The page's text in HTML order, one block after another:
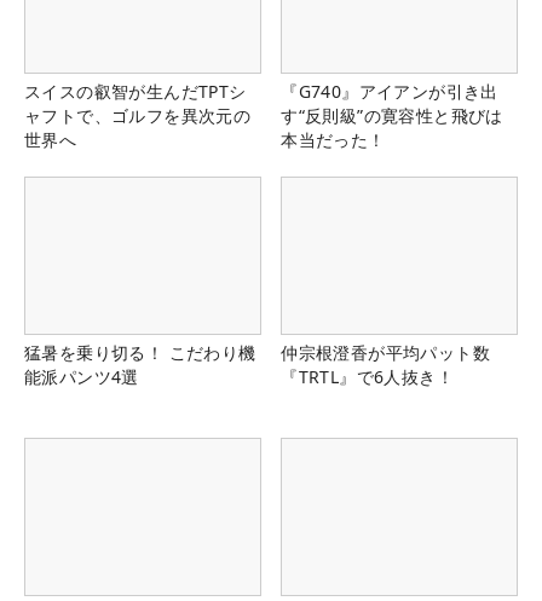
スイスの叡智が生んだTPTシ
ャフトで、ゴルフを異次元の
世界へ
『G740』アイアンが引き出
す“反則級”の寛容性と飛びは
本当だった！
猛暑を乗り切る！ こだわり機
能派パンツ4選
仲宗根澄香が平均パット数
『TRTL』で6人抜き！